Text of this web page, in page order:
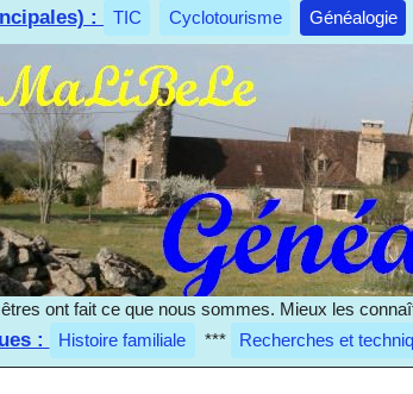
: TIC Cyclotourisme Généalogie
ont fait ce que nous sommes. Mieux les
: Histoire familiale *** Recherches et